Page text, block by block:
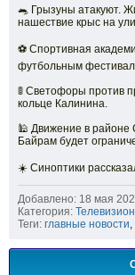
🐀 Грызуны атакуют.
нашествие крыс на
⚽ Спортивная
футбольным
🚦 Светофоры против
кольце Калинина.
🕌 Движение в районе
Байрам будет
☀️ Синоптики
Добавлено: 18 мая
Категория:
Теги: главные новости,